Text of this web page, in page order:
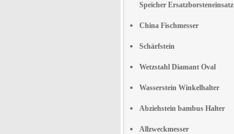
Speicher Ersatzborsteneinsatz
China Fischmesser
Schärfstein
Wetzstahl Diamant Oval
Wasserstein Winkelhalter
Abziehstein bambus Halter
Allzweckmesser